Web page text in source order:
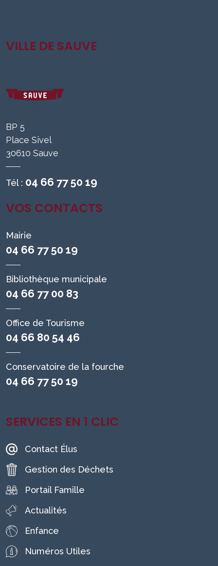
VILLE DE SAUVE
BP 5
Place Sivel
30610 Sauve
Tél : 04 66 77 50 19
VOS CONTACTS
Mairie
04 66 77 50 19
Bibliothèque municipale
04 66 77 00 83
Office de Tourisme
04 66 80 54 46
Conservatoire de la fourche
04 66 77 50 19
SERVICES EN 1 CLIC
Contact Élus
Gestion des Déchets
Portail Famille
Actualités
Enfance
Numéros Utiles